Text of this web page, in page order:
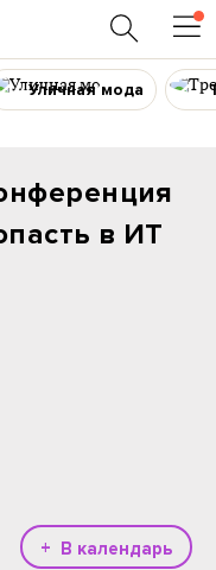
Уличная мода
в ИТ
+ В календарь